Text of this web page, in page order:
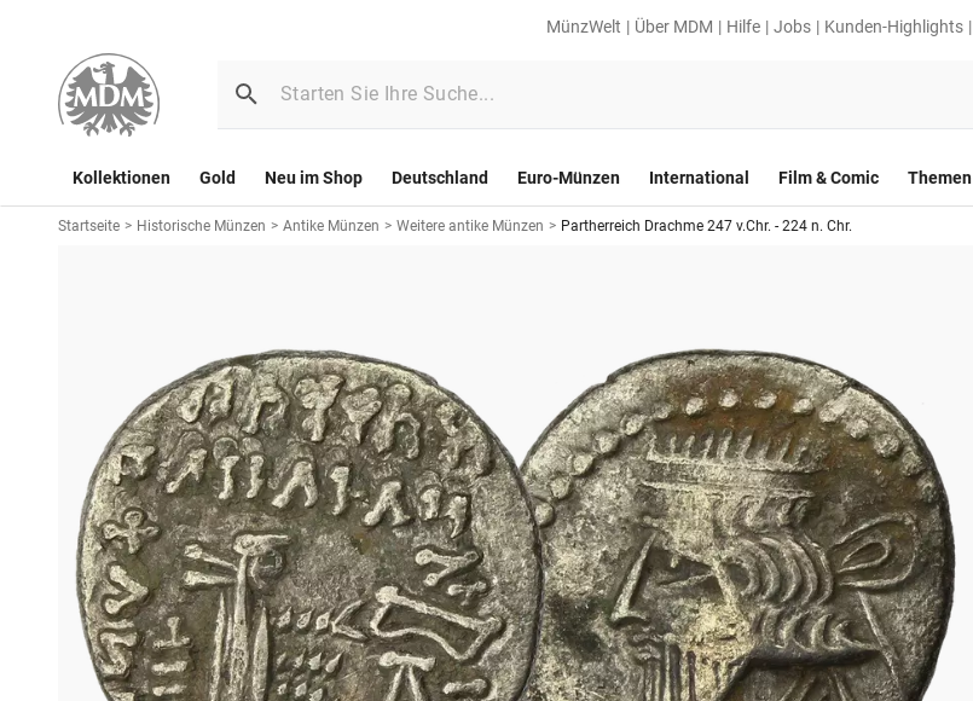
MünzWelt Über MDM Hilfe Jobs Kunden-Highlights
Kollektionen Gold Neu im Shop Deutschland Euro-Münzen International Film & Comic Themen
Startseite > Historische Münzen > Antike Münzen > Weitere antike Münzen > Partherreich Drachme 247 v.Chr. - 224 n. Chr.